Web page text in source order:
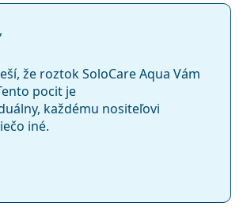
že roztok SoloCare Aqua Vám
pocit je
každému nositeľovi
iné.